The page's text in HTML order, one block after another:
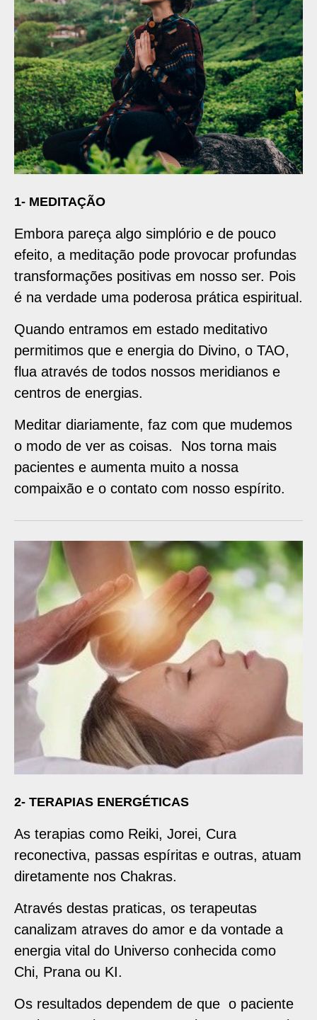
1- MEDITAÇÃO
Embora pareça algo simplório e de pouco
efeito, a meditação pode provocar profundas
transformações positivas em nosso ser. Pois
é na verdade uma poderosa prática espiritual.
Quando entramos em estado meditativo
permitimos que e energia do Divino, o TAO,
flua através de todos nossos meridianos e
centros de energias.
Meditar diariamente, faz com que mudemos
o modo de ver as coisas. Nos torna mais
pacientes e aumenta muito a nossa
compaixão e o contato com nosso espírito.
2- TERAPIAS ENERGÉTICAS
As terapias como Reiki, Jorei, Cura
reconectiva, passas espíritas e outras, atuam
diretamente nos Chakras.
Através destas praticas, os terapeutas
canalizam atraves do amor e da vontade a
energia vital do Universo conhecida como
Chi, Prana ou KI.
Os resultados dependem de que o paciente